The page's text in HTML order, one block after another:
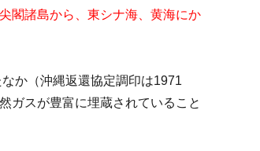
尖閣諸島から、東シナ海、黄海にか
か（沖縄返還協定調印は1971
ガスが豊富に埋蔵されていること